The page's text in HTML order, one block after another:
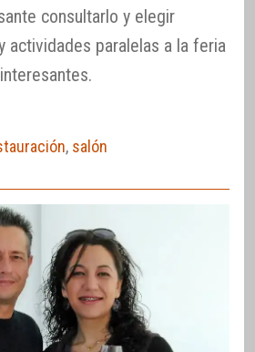
consultarlo y elegir
actividades paralelas a la feria
, salón